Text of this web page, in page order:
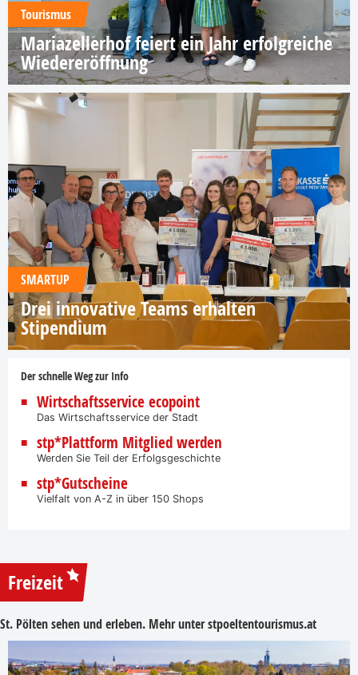
Tourismus
Mariazellerhof feiert ein Jahr erfolgreiche
Wiedereröffnung
SMARTUP
Drei innovative Teams erhalten
Stipendium
Der schnelle Weg zur Info
Wirtschaftsservice ecopoint
Das Wirtschaftsservice der Stadt
stp*Plattform Mitglied werden
Werden Sie Teil der Erfolgsgeschichte
stp*Gutscheine
Vielfalt von A-Z in über 150 Shops
Freizeit
St. Pölten sehen und erleben. Mehr unterstpoeltentourismus.at